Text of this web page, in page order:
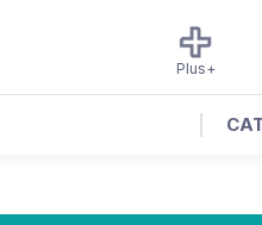
Plus+